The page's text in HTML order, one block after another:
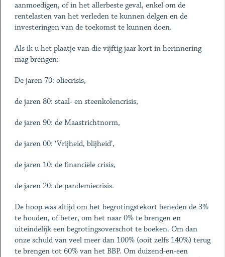
aanmoedigen, of in het allerbeste geval, enkel om de
rentelasten van het verleden te kunnen delgen en de
investeringen van de toekomst te kunnen doen.
Als ik u het plaatje van die vijftig jaar kort in herinnering
mag brengen:
De jaren 70: oliecrisis,
de jaren 80: staal- en steenkolencrisis,
de jaren 90: de Maastrichtnorm,
de jaren 00: ‘Vrijheid, blijheid’,
de jaren 10: de financiële crisis,
de jaren 20: de pandemiecrisis.
De hoop was altijd om het begrotingstekort beneden de 3%
te houden, of beter, om het naar 0% te brengen en
uiteindelijk een begrotingsoverschot te boeken. Om dan
onze schuld van veel meer dan 100% (ooit zelfs 140%) terug
te brengen tot 60% van het BBP. Om duizend-en-een